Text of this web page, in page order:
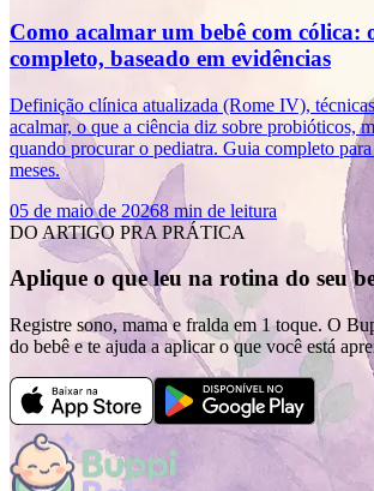
Como acalmar um bebê com cólica:
completo, baseado em evidências
Definição clínica atualizada (Rome IV),
acalmar, o que a ciência diz sobre probióticos,
quando procurar o pediatra. Guia completo
meses.
05 de maio de 20268 min de leitura
DO ARTIGO PRA PRÁTICA
Aplique o que leu na rotina do seu
Registre sono, mama e fralda em 1 toque. O
do bebê e te ajuda a aplicar o que você está